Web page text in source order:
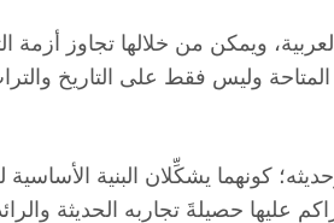
ويمكن من خلالها تجاوز أزمة
وليس فقط على التاريخ
كونهما يشكِّلان البنية
عليها حصيلةَ تجاربه الحديثة